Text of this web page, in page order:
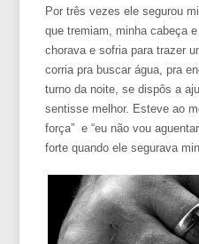
Por três vezes ele segurou
que tremiam, minha cabeça
chorava e sofria para trazer
corria pra buscar água, pra
turno da noite, se dispôs a
sentisse melhor. Esteve ao
força” e “eu não vou
forte quando ele segurava